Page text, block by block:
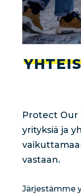
Protect Our
yrityksiä ja
vastaan.
Järjestämme